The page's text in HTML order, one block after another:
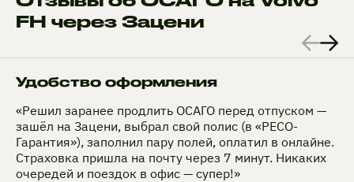
FH через Зацени
Удобство оформления
«Решил заранее продлить ОСАГО перед отпуском —
зашёл на Зацени, выбрал свой полис (в «РЕСО-
Гарантия»), заполнил пару полей, оплатил в онлайне.
Страховка пришла на почту через 7 минут. Никаких
очередей и поездок в офис — супер!»